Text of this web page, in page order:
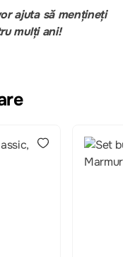
ajuta să mențineți
mulți ani!